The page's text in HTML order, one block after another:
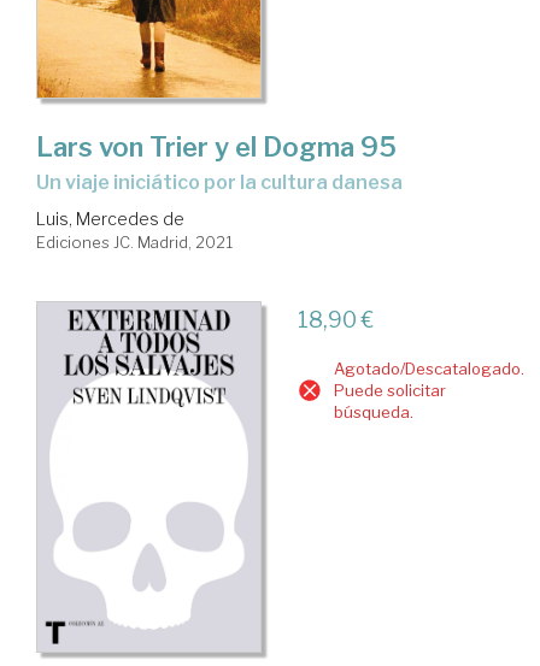
Lars von Trier y el Dogma 95
un viaje iniciático por la cultura danesa
Luis, Mercedes de
Ediciones JC. Madrid, 2021
18,90 €
Agotado/Descatalogado.
Puede solicitar
búsqueda.